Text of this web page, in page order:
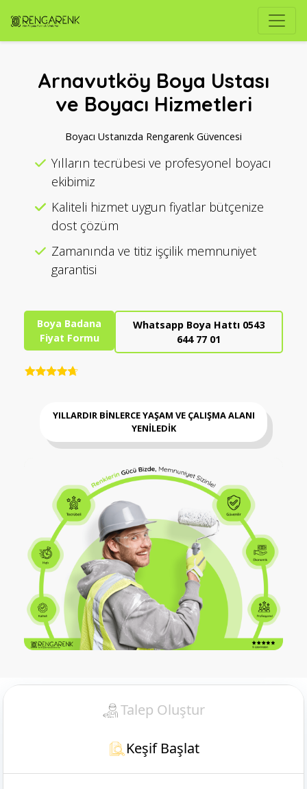
Arnavutköy Boya Ustası
ve Boyacı Hizmetleri
Boyacı Ustanızda Rengarenk Güvencesi
Yılların tecrübesi ve profesyonel boyacı
ekibimiz
Kaliteli hizmet uygun fiyatlar bütçenize
dost çözüm
Zamanında ve titiz işçilik memnuniyet
garantisi
Boya Badana
Fiyat Formu
Whatsapp Boya Hattı 0543
644 77 01
YILLARDIR BİNLERCE YAŞAM VE ÇALIŞMA ALANI
YENİLEDİK